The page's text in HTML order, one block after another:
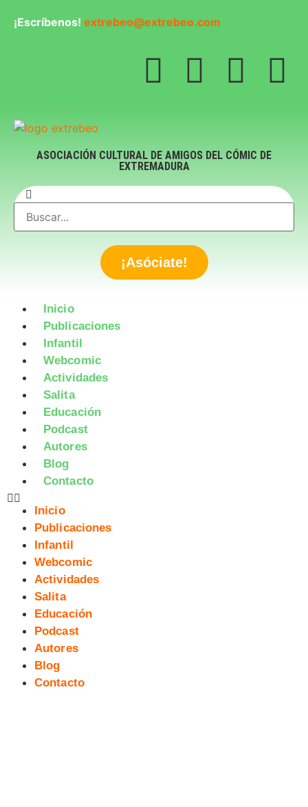
¡Escríbenos! extrebeo@extrebeo.com
ASOCIACIÓN CULTURAL DE AMIGOS DEL CÓMIC DE
EXTREMADURA
¡Asóciate!
Inicio
Publicaciones
Infantil
Webcomic
Actividades
Salita
Educación
Podcast
Autores
Blog
Contacto
Inicio
Publicaciones
Infantil
Webcomic
Actividades
Salita
Educación
Podcast
Autores
Blog
Contacto